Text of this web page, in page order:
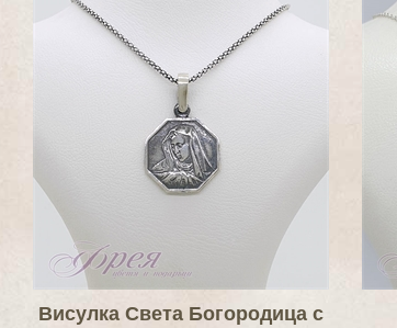
Висулка Света Богородица с